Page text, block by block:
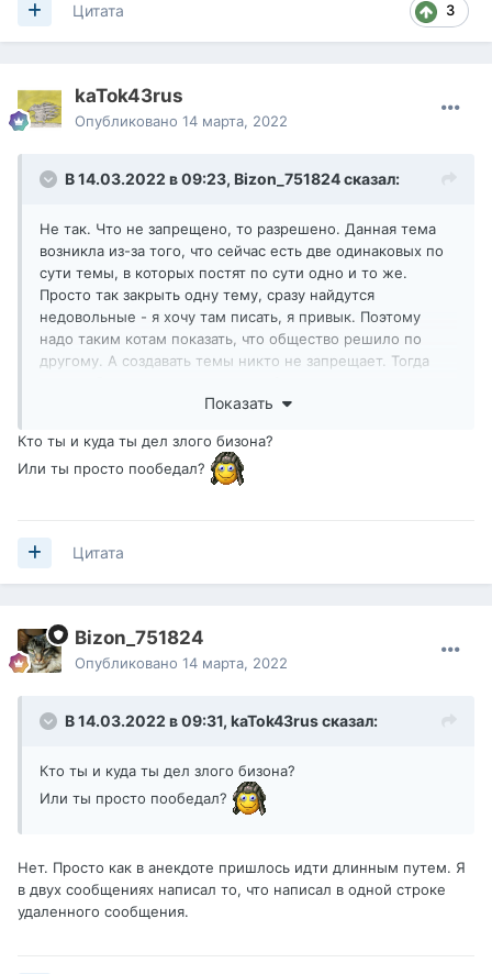
3
Цитата
kaTok43rus
Опубликовано 14 марта, 2022
В 14.03.2022 в 09:23, Bizon_751824сказал:
Не так. Что не запрещено, то разрешено. Данная тема
возникла из-за того, что сейчас есть две одинаковых по
сути темы, в которых постят по сути одно и то же.
Просто так закрыть одну тему, сразу найдутся
недовольные - я хочу там писать, я привык. Поэтому
надо таким котам показать, что общество решило по
другому. А создавать темы никто не запрещает. Тогда
Показать
Кто ты и куда ты дел злого бизона?
Или ты просто пообедал?
Цитата
Bizon_751824
Опубликовано 14 марта, 2022
В 14.03.2022 в 09:31, kaTok43rusсказал:
Кто ты и куда ты дел злого бизона?
Или ты просто пообедал?
Нет. Просто как в анекдоте пришлось идти длинным путем. Я
в двух сообщениях написал то, что написал в одной строке
удаленного сообщения.